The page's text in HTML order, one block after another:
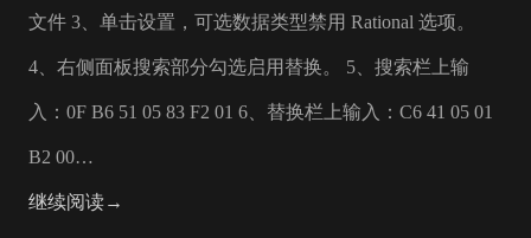
文件 3、单击设置，可选数据类型禁用 Rational 选项。
4、右侧面板搜索部分勾选启用替换。 5、搜索栏上输
入：0F B6 51 05 83 F2 01 6、替换栏上输入：C6 41 05 01
B2 00…
继续阅读→